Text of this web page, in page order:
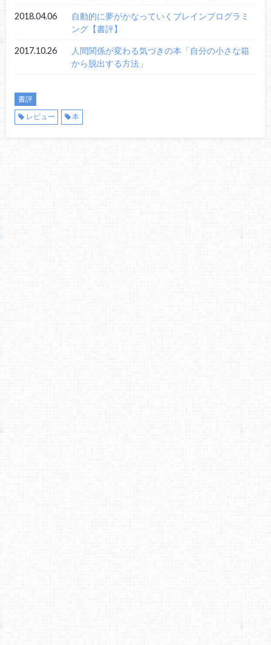
2018.04.06
自動的に夢がかなっていくブレインプログラミ
ング【書評】
2017.10.26
人間関係が変わる気づきの本「自分の小さな箱
から脱出する方法」
書評
レビュー
本